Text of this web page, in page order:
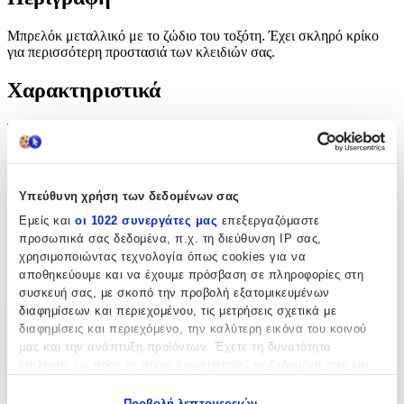
Υπεύθυνη χρήση των δεδομένων σας
Εμείς και οι 1022 συνεργάτες μας επεξεργαζόμαστε
προσωπικά σας δεδομένα, π.χ. τη διεύθυνση IP σας,
χρησιμοποιώντας τεχνολογία όπως cookies για να
αποθηκεύουμε και να έχουμε πρόσβαση σε πληροφορίες στη
συσκευή σας, με σκοπό την προβολή εξατομικευμένων
διαφημίσεων και περιεχομένου, τις μετρήσεις σχετικά με
διαφημίσεις και περιεχόμενο, την καλύτερη εικόνα του κοινού
μας και την ανάπτυξη προϊόντων. Έχετε τη δυνατότητα
Μπρελόκ μεταλλικό με το ζώδιο του τοξότη. Έχει σκληρό κρίκο
για περισσότερη προστασιά των κλειδιών σας.
Χαρακτηριστικά
Τύπος
Υλικό
:
Μεταλλικό
Κατασκευαστής:
OEM
Χαρακτηριστικά
Χαρακτηριστικά